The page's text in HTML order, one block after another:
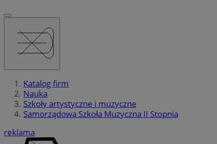
Katalog firm
Nauka
Szkoły artystyczne i muzyczne
Samorządowa Szkoła Muzyczna II Stopnia
reklama